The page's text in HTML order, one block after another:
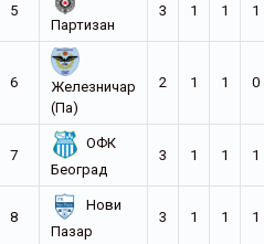
5
Партизан
3 1 1 1
6
Железничар
(Па)
2 1 1 0
7
ОФК
Београд
3 1 1 1
8
Нови
Пазар
3 1 1 1